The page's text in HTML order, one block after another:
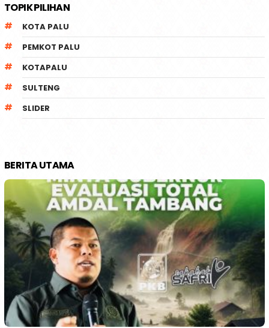
TOPIK PILIHAN
KOTA PALU
PEMKOT PALU
KOTAPALU
SULTENG
SLIDER
BERITA UTAMA